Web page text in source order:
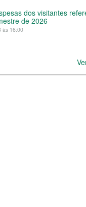
dos visitantes
de 2026
às 16:00